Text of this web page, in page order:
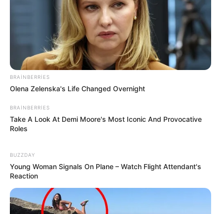
19:30 / 06 Avqust 2026 CƏMİYYƏT
edildi
55
BRAINBERRIES
Olena Zelenska's Life Changed Overnight
BRAINBERRIES
Take A Look At Demi Moore's Most Iconic And Provocative
Roles
BUZZDAY
Young Woman Signals On Plane – Watch Flight Attendant's
Reaction